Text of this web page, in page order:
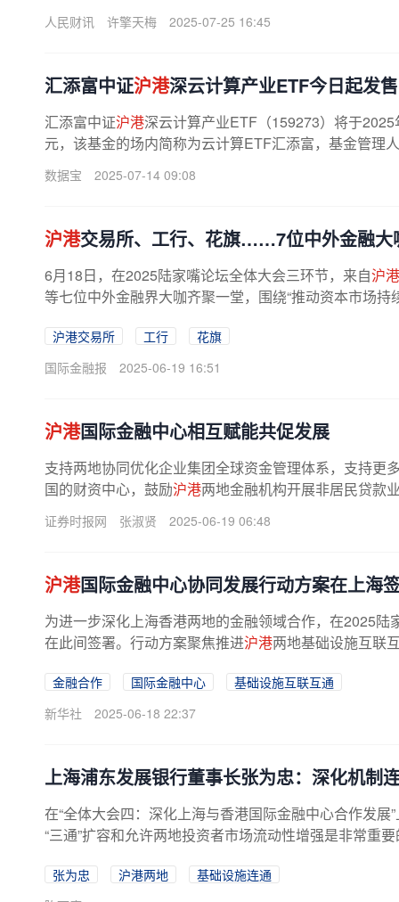
人民财讯
许擎天梅 2025-07-25 16:45
汇添富中证沪港深云计算产业ETF今日起发
汇添富中证沪港深云计算产业ETF（159273）将于
元，该基金的场内简称为云计算ETF汇添富，基金管理
数据宝 2025-07-14 09:08
沪港交易所、工行、花旗……7位中外金融大
6月18日，在2025陆家嘴论坛全体大会三环节，来自沪港
等七位中外金融界大咖齐聚一堂，围绕“推动资本市场
沪港交易所 工行
花旗
国际金融报
2025-06-19 16:51
沪港国际金融中心相互赋能共促发展
支持两地协同优化企业集团全球资金管理体系，支持更
国的财资中心，鼓励沪港两地金融机构开展非居民贷款
证券时报网 张淑贤 2025-06-19 06:48
沪港国际金融中心协同发展行动方案在上海
为进一步深化上海香港两地的金融领域合作，在2025陆
在此间签署。行动方案聚焦推进沪港两地基础设施互联
金融合作 国际金融中心
基础设施互联互通
新华社
2025-06-18 22:37
上海浦东发展银行董事长张为忠：深化机制
在“全体大会四：深化上海与香港国际金融中心合作发
“三通”扩容和允许两地投资者市场流动性增强是非常重
张为忠 沪港两地
基础设施连通